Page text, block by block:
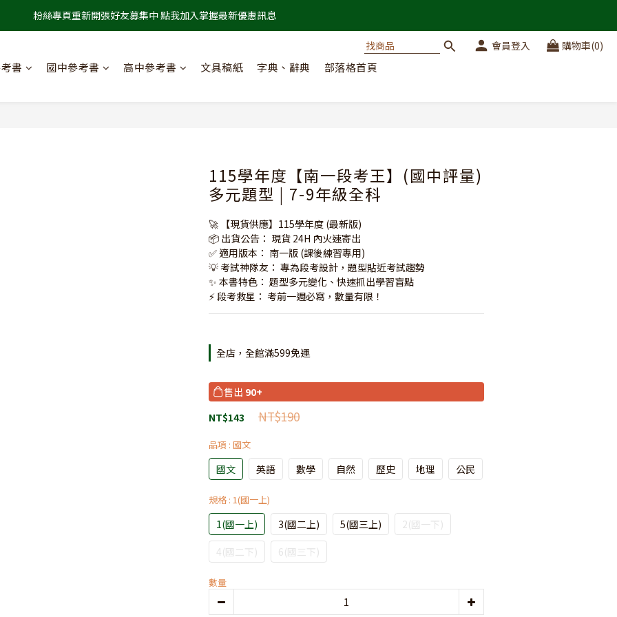
粉絲專頁重新開張好友募集中 點我加入掌握最新優惠訊息
會員登入 購物車(0)
書 國中參考書 高中參考書 文具稿紙 字典、辭典 部落格首頁
115學年度【南一段考王】(國中評量)
多元題型 | 7-9年級全科
🚀 【現貨供應】115學年度 (最新版)
📦 出貨公告： 現貨 24H 內火速寄出
✅ 適用版本： 南一版 (課後練習專用)
💡 考試神隊友： 專為段考設計，題型貼近考試趨勢
✨ 本書特色： 題型多元變化、快速抓出學習盲點
⚡️ 段考救星： 考前一週必寫，數量有限！
全店，全館滿599免運
售出 90+
NT$190
NT$143
品項 : 國文
國文 英語 數學 自然 歷史 地理 公民
規格 : 1(國一上)
1(國一上) 3(國二上) 5(國三上)
2(國一下)
4(國二下)
6(國三下)
數量